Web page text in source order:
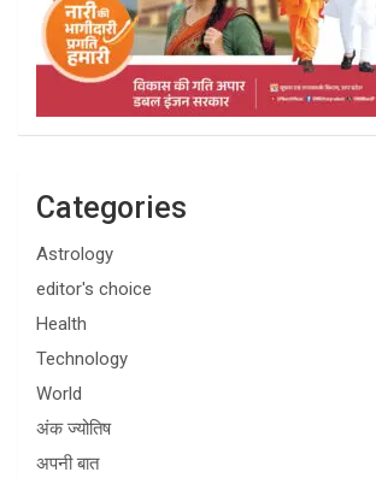
Categories
Astrology
editor's choice
Health
Technology
World
अंक ज्योतिष
अपनी बात